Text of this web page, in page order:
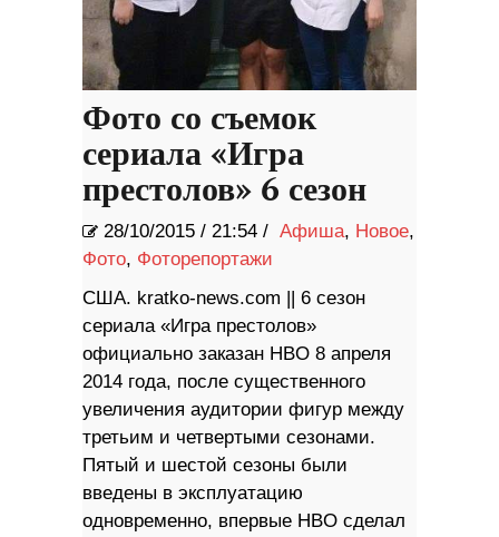
Фото со съемок
сериала «Игра
престолов» 6 сезон
28/10/2015 / 21:54 / Афиша, Новое,
Фото, Фоторепортажи
США. kratko-news.com || 6 сезон
сериала «Игра престолов»
официально заказан HBO 8 апреля
2014 года, после существенного
увеличения аудитории фигур между
третьим и четвертыми сезонами.
Пятый и шестой сезоны были
введены в эксплуатацию
одновременно, впервые HBO сделал